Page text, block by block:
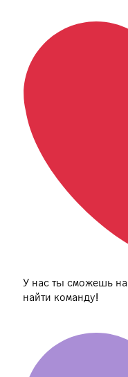
У нас ты сможешь
найти команду!